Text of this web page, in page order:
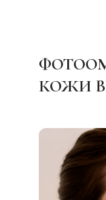
КОЖИ